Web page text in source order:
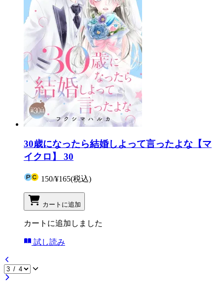
30歳になったら結婚しよって言ったよな【マ
イクロ】 30
150/¥165(税込)
カートに追加
カートに追加しました
試し読み